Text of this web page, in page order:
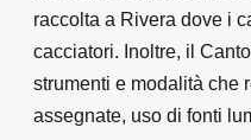
raccolta a Rivera dove i
cacciatori. Inoltre, il
strumenti e modalità che
assegnate, uso di fonti